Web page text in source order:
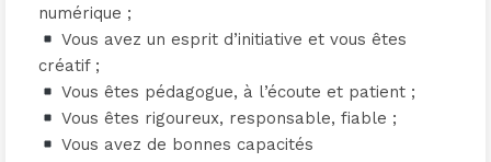
numérique ;
Vous avez un esprit d’initiative et vous êtes
créatif ;
Vous êtes pédagogue, à l’écoute et patient ;
Vous êtes rigoureux, responsable, fiable ;
Vous avez de bonnes capacités